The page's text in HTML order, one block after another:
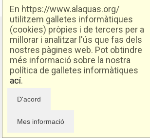
En https://www.alaquas.org/
utilitzem galletes informàtiques
(cookies) pròpies i de tercers per a
millorar i analitzar l'ús que fas dels
nostres pàgines web. Pot obtindre
més informació sobre la nostra
política de galletes informàtiques
ací.